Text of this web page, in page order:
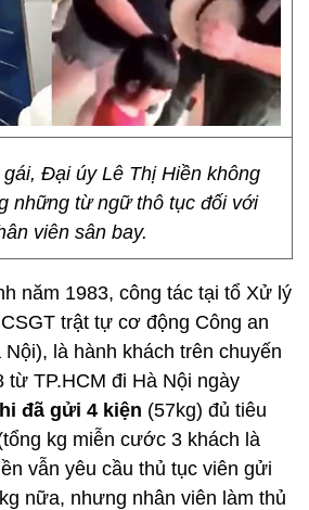
Đại úy Lê Thị Hiền không
những từ ngữ thô tục đối với
viên sân bay.
năm 1983, công tác tại tổ Xử lý
trật tự cơ động Công an
là hành khách trên chuyến
từ TP.HCM đi Hà Nội ngày
đã gửi 4 kiện (57kg) đủ tiêu
kg miễn cước 3 khách là
vẫn yêu cầu thủ tục viên gửi
nữa, nhưng nhân viên làm thủ